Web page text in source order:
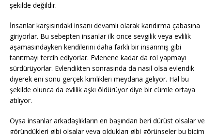
şekilde değildir.
İnsanlar karşısındaki insanı devamlı olarak kandırma çabasına
giriyorlar. Bu sebepten insanlar ilk önce sevgilik veya evlilik
aşamasındayken kendilerini daha farklı bir insanmış gibi
tanıtmayı tercih ediyorlar. Evlenene kadar da rol yapmayı
sürdürüyorlar. Evlendikten sonrasında da nasıl olsa evlendik
diyerek eni sonu gerçek kimlikleri meydana geliyor. Hal bu
şekilde olunca da evlilik aşkı öldürüyor diye bir cümle ortaya
atılıyor.
Oysa insanlar arkadaşlıkların en başından beri dürüst olsalar ve
göründükleri gibi olsalar veya oldukları gibi görünseler bu biçim